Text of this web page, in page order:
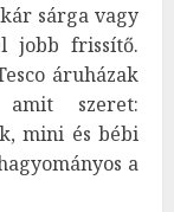
sárga vagy
jobb frissítő.
áruházak
szeret:
mini és bébi
a